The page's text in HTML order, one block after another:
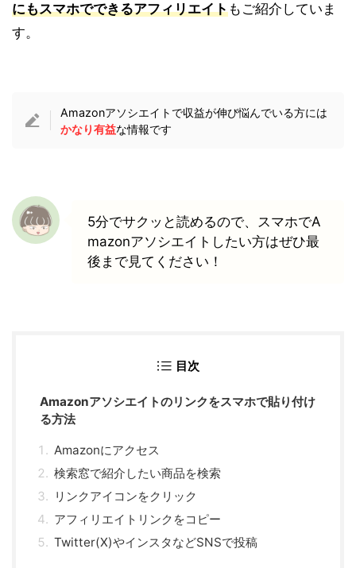
にもスマホでできるアフィリエイトもご紹介していま
す。
Amazonアソシエイトで収益が伸び悩んでいる方には
かなり有益な情報です
5分でサクッと読めるので、スマホでA
mazonアソシエイトしたい方はぜひ最
後まで見てください！
目次
Amazonアソシエイトのリンクをスマホで貼り付け
る方法
Amazonにアクセス
検索窓で紹介したい商品を検索
リンクアイコンをクリック
アフィリエイトリンクをコピー
Twitter(X)やインスタなどSNSで投稿